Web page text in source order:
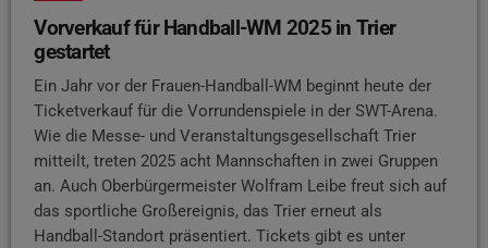
Vorverkauf für Handball-WM 2025 in Trier
gestartet
Ein Jahr vor der Frauen-Handball-WM beginnt heute der
Ticketverkauf für die Vorrundenspiele in der SWT-Arena.
Wie die Messe- und Veranstaltungsgesellschaft Trier
mitteilt, treten 2025 acht Mannschaften in zwei Gruppen
an. Auch Oberbürgermeister Wolfram Leibe freut sich auf
das sportliche Großereignis, das Trier erneut als
Handball-Standort präsentiert. Tickets gibt es unter